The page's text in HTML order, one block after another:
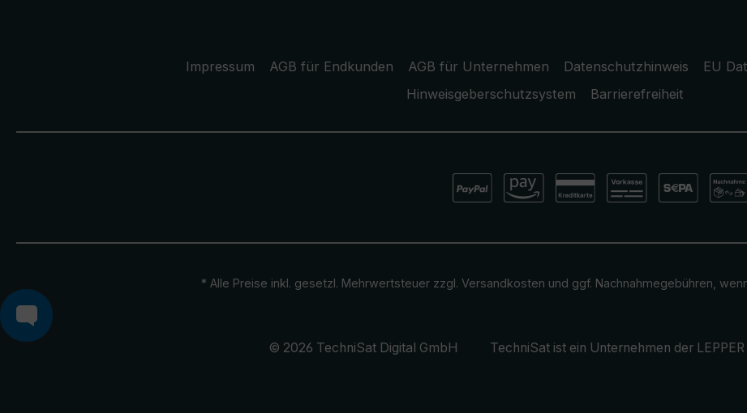
Impressum AGB für Endkunden AGB für Unternehmen Datenschutzhinweis EU
Hinweisgeberschutzsystem
Barrierefreiheit
* Alle Preise inkl. gesetzl. Mehrwertsteuer zzgl. Versandkosten und ggf. Nachnahmegebühren,
© 2026 TechniSat Digital GmbH TechniSat ist ein Unternehmen der